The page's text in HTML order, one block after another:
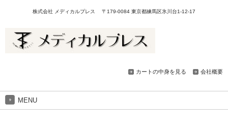
株式会社 メディカルプレス 〒179-0084 東京都練馬区氷川台1-12-17
カートの中身を見る 会社概要
MENU